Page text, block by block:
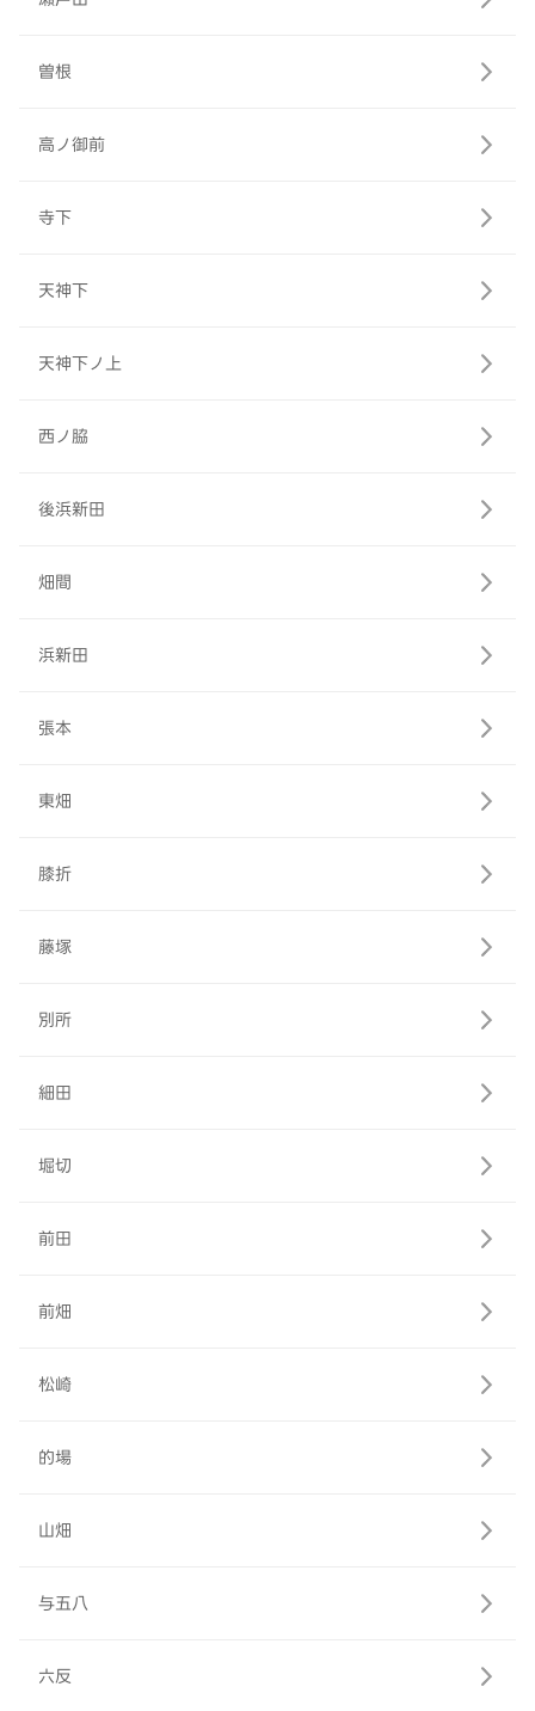
曽根
高ノ御前
寺下
天神下
天神下ノ上
西ノ脇
後浜新田
畑間
浜新田
張本
東畑
膝折
藤塚
別所
細田
堀切
前田
前畑
松崎
的場
山畑
与五八
六反